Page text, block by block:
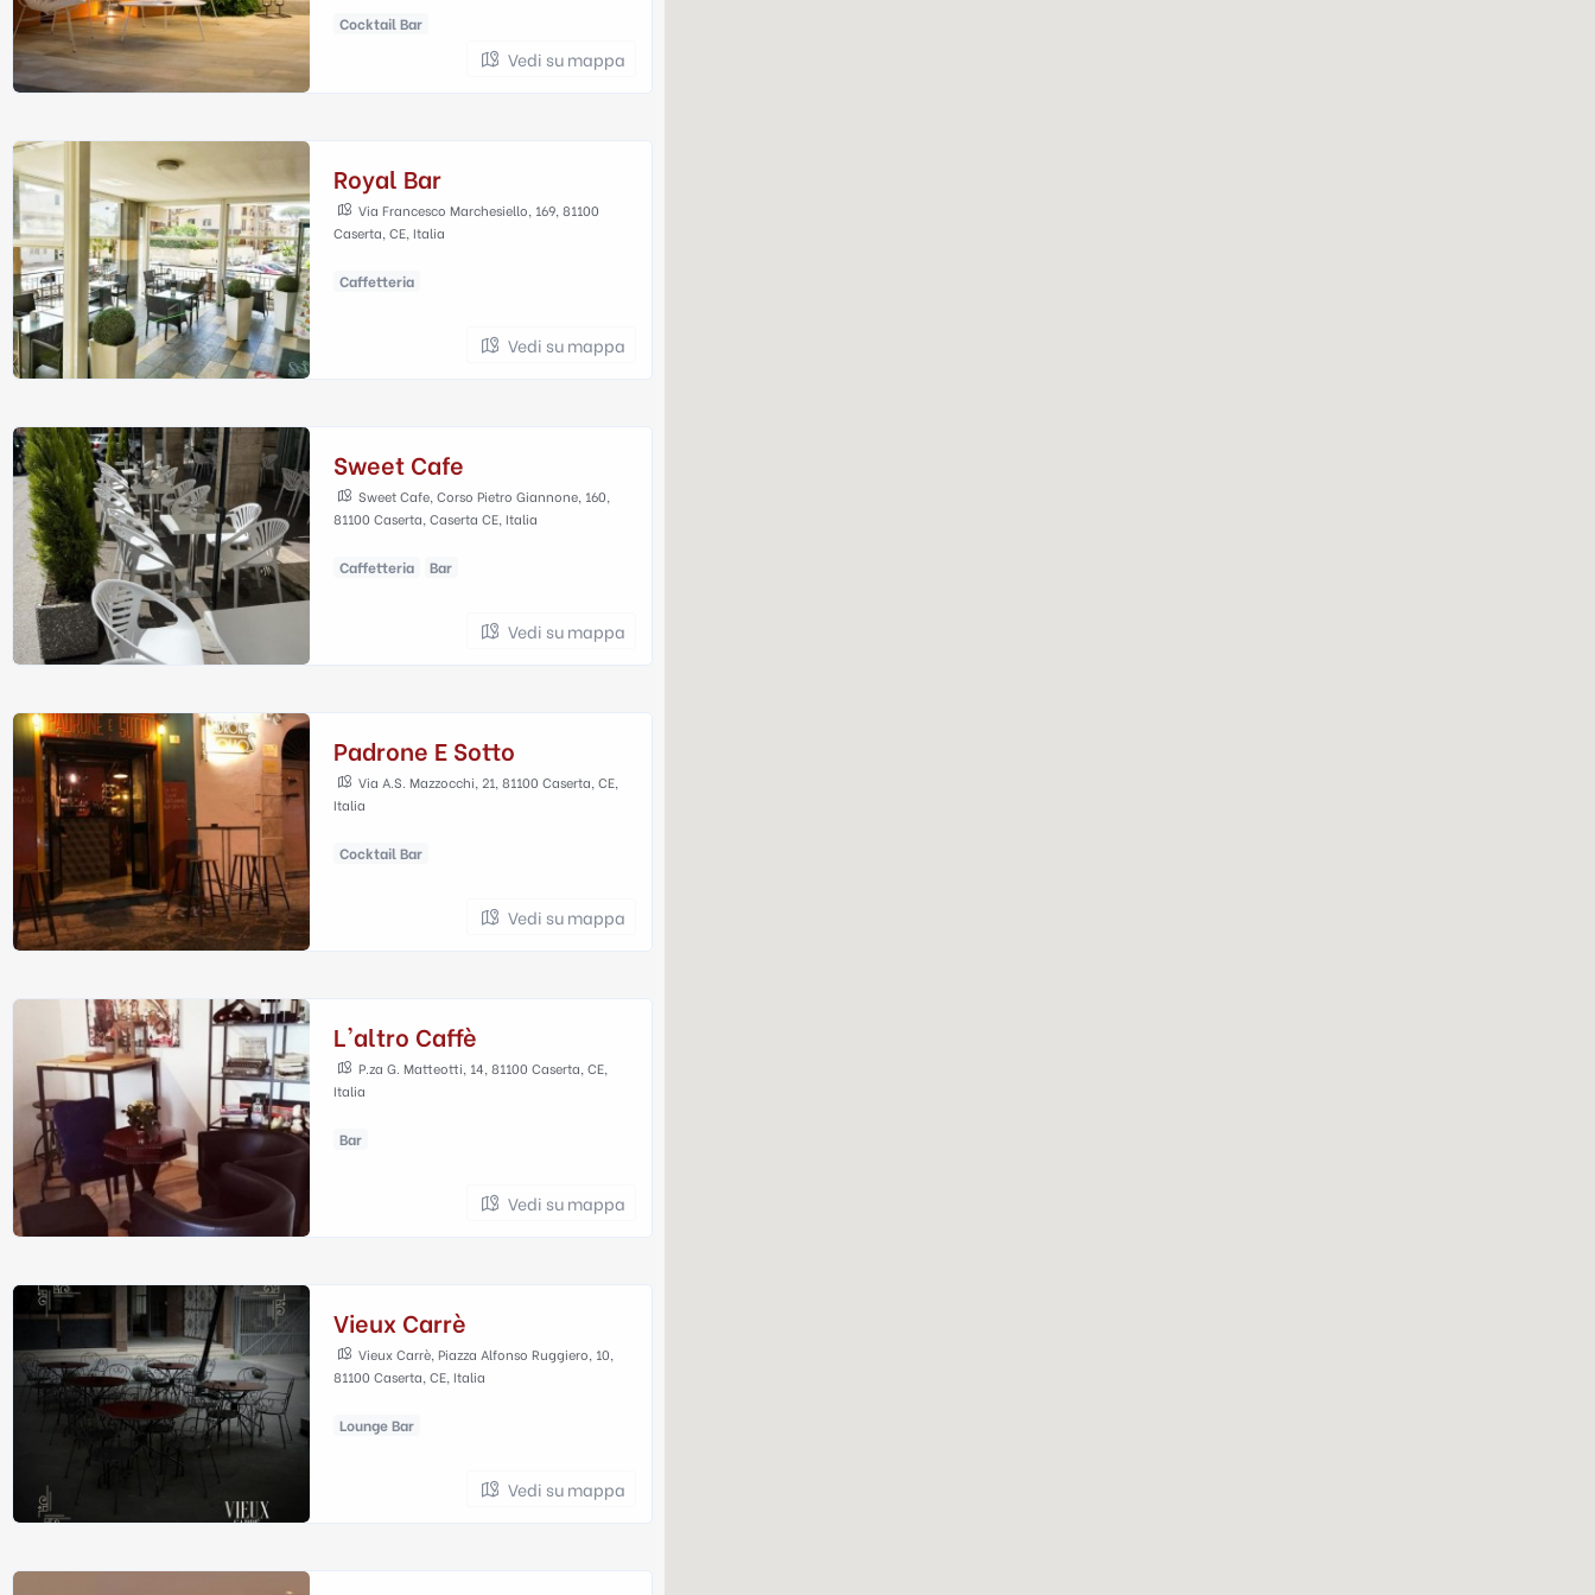
Cocktail Bar
Vedi su mappa
Royal Bar
Via Francesco Marchesiello, 169, 81100
Caserta, CE, Italia
Caffetteria
Vedi su mappa
Sweet Cafe
Sweet Cafe, Corso Pietro Giannone, 160,
81100 Caserta, Caserta CE, Italia
Caffetteria Bar
Vedi su mappa
Padrone E Sotto
Via A.S. Mazzocchi, 21, 81100 Caserta, CE,
Italia
Cocktail Bar
Vedi su mappa
L'altro Caffè
P.za G. Matteotti, 14, 81100 Caserta, CE,
Italia
Bar
Vedi su mappa
Vieux Carrè
Vieux Carrè, Piazza Alfonso Ruggiero, 10,
81100 Caserta, CE, Italia
Lounge Bar
Vedi su mappa